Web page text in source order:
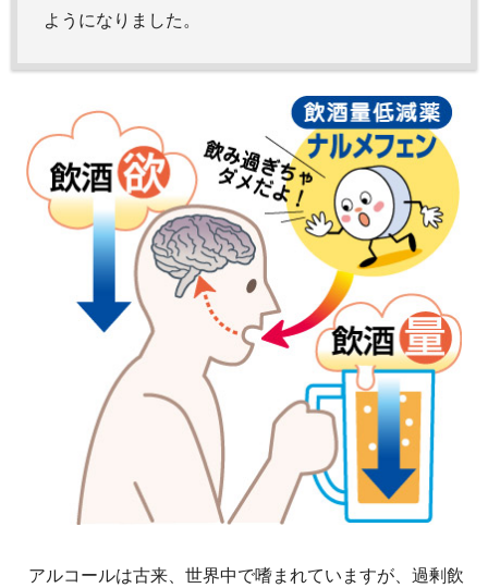
ようになりました。
アルコールは古来、世界中で嗜まれていますが、過剰飲